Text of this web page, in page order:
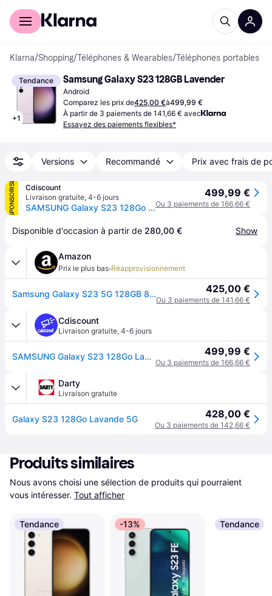
Acheter avec Klarna
Klarna/Shopping/Téléphones & Wearables/Téléphones portables
Tendance
+1
Samsung Galaxy S23 128GB Lavender
Android
Comparez les prix de425,00 €à499,99 €
À partir de 3 paiements de 141,66 € avec
Essayez des paiements flexibles*
Versions Recommandé Prix avec frais de
SPONSORISÉ
Cdiscount
Livraison gratuite, 4-6 jours
SAMSUNG Galaxy S23 128Go Lavande - Violet
499,99 €
Ou 3 paiements de 166,66 €
Disponible d'occasion à partir de 280,00 € Show
Amazon
Prix le plus bas·Réapprovisionnement
Samsung Galaxy S23 5G 128GB 8GB RAM 3.900mAh Akku Lavendel AI Handy Android Smartphone ohne Simlock ohne Branding 425,00 €
Ou 3 paiements de 141,66 €
Cdiscount
Livraison gratuite, 4-6 jours
SAMSUNG Galaxy S23 128Go Lavande - Violet 499,99 €
Ou 3 paiements de 166,66 €
Darty
Livraison gratuite
Galaxy S23 128Go Lavande 5G 428,00 €
Ou 3 paiements de 142,66 €
Produits similaires
Nous avons choisi une sélection de produits qui pourraient
vous intéresser. Tout afficher
Tendance -13% Tendance